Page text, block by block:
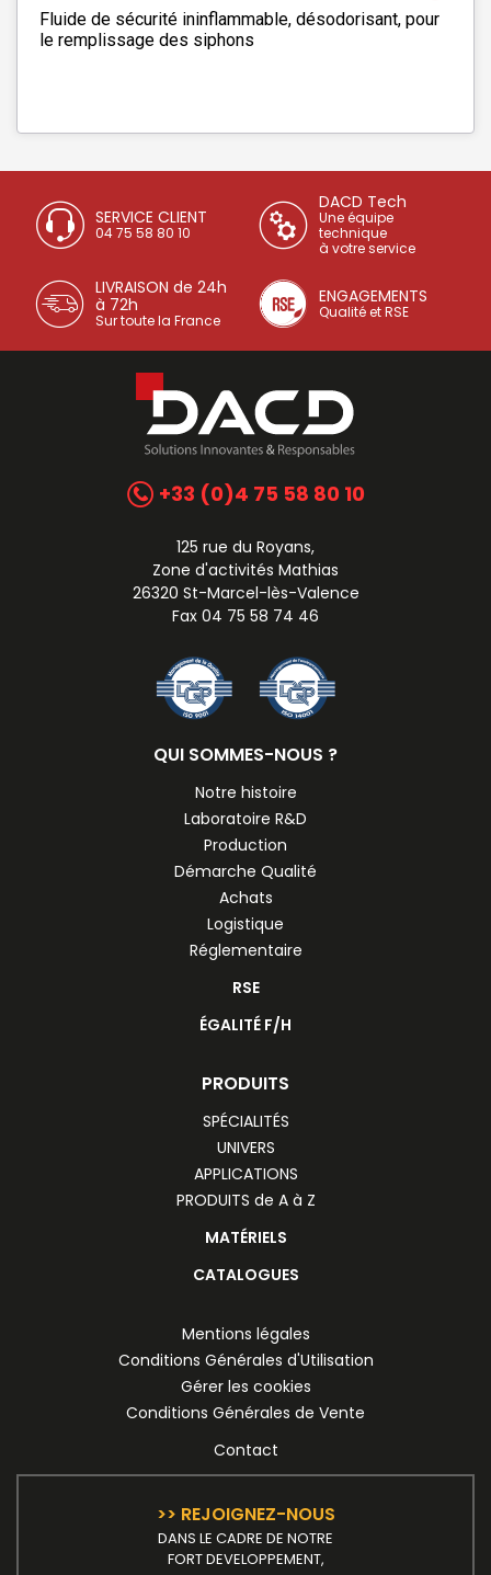
Fluide de sécurité ininflammable, désodorisant, pour
le remplissage des siphons
SERVICE CLIENT
04 75 58 80 10
DACD Tech
Une équipe
technique
à votre service
LIVRAISON de 24h
à 72h
Sur toute la France
ENGAGEMENTS
Qualité et RSE
+33 (0)4 75 58 80 10
125 rue du Royans,
Zone d'activités Mathias
26320 St-Marcel-lès-Valence
Fax 04 75 58 74 46
QUI SOMMES-NOUS ?
Notre histoire
Laboratoire R&D
Production
Démarche Qualité
Achats
Logistique
Réglementaire
RSE
ÉGALITÉ F/H
PRODUITS
SPÉCIALITÉS
UNIVERS
APPLICATIONS
PRODUITS de A à Z
MATÉRIELS
CATALOGUES
Mentions légales
Conditions Générales d'Utilisation
Gérer les cookies
Conditions Générales de Vente
Contact
>> REJOIGNEZ-NOUS
DANS LE CADRE DE NOTRE
FORT DEVELOPPEMENT,